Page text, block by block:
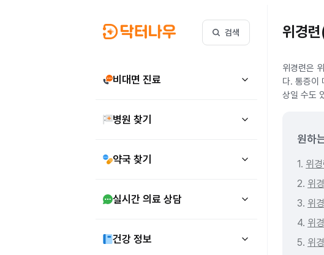
검색
비대면 진료
병원 찾기
약국 찾기
실시간 의료 상담
건강 정보
위경
위경련은
다. 통증이
상일 수도
원하
1. 위
2. 위
3. 위
4. 위
5. 위